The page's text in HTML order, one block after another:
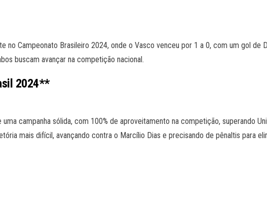
no Campeonato Brasileiro 2024, onde o Vasco venceu por 1 a 0, com um gol de
buscam avançar na competição nacional.
2024**
campanha sólida, com 100% de aproveitamento na competição, superando
mais difícil, avançando contra o Marcílio Dias e precisando de pênaltis para